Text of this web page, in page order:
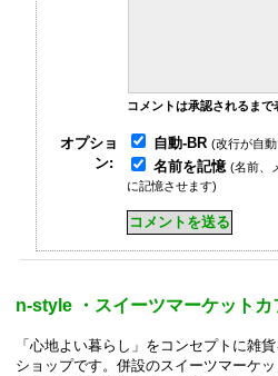
コメントは承認されるまで
オプショ
ン:
自動-BR (改行が自
名前を記憶 (名前、
に記憶させます)
n-style ・スイーツマーケットカ
「心地よい暮らし」をコンセプトに雑
ショップです。併設のスイーツマーケ